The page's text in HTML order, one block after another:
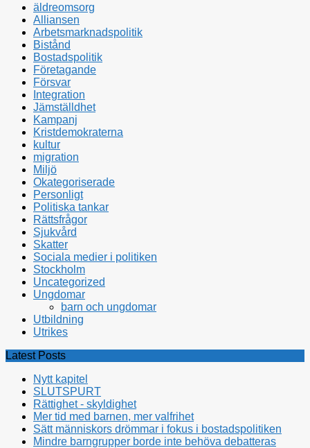
äldreomsorg
Alliansen
Arbetsmarknadspolitik
Bistånd
Bostadspolitik
Företagande
Försvar
Integration
Jämställdhet
Kampanj
Kristdemokraterna
kultur
migration
Miljö
Okategoriserade
Personligt
Politiska tankar
Rättsfrågor
Sjukvård
Skatter
Sociala medier i politiken
Stockholm
Uncategorized
Ungdomar
barn och ungdomar
Utbildning
Utrikes
Latest Posts
Nytt kapitel
SLUTSPURT
Rättighet - skyldighet
Mer tid med barnen, mer valfrihet
Sätt människors drömmar i fokus i bostadspolitiken
Mindre barngrupper borde inte behöva debatteras